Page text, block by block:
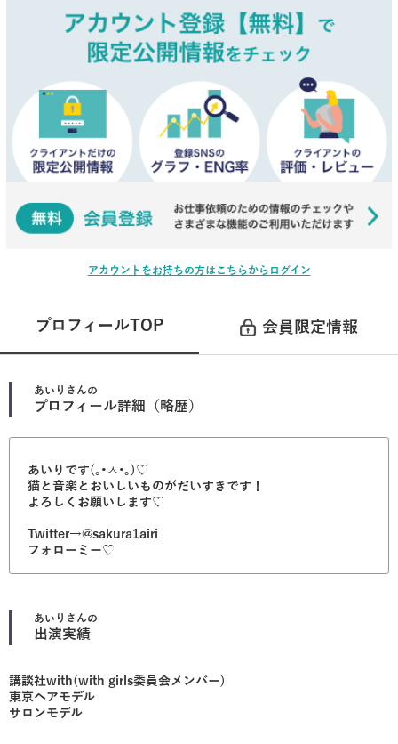
アカウントをお持ちの方はこちらからログイン
プロフィールTOP 会員限定情報
あいり さんの
プロフィール詳細（略歴）
あいりです(｡•ㅅ•｡)♡
猫と音楽とおいしいものがだいすきです！
よろしくお願いします♡
Twitter→@sakura1airi
フォローミー♡
あいり さんの
出演実績
講談社with(with girls委員会メンバー)
東京ヘアモデル
サロンモデル